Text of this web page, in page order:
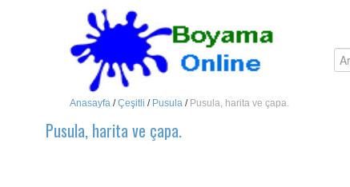
Anasayfa /Çeşitli / Pusula / Pusula, harita ve çapa.
Pusula, harita ve çapa.